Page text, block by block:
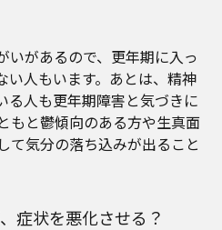
いがあるので、更年期に入っ
い人もいます。あとは、精神
る人も更年期障害と気づきに
もと鬱傾向のある方や生真面
て気分の落ち込みが出ること
症状を悪化させる？